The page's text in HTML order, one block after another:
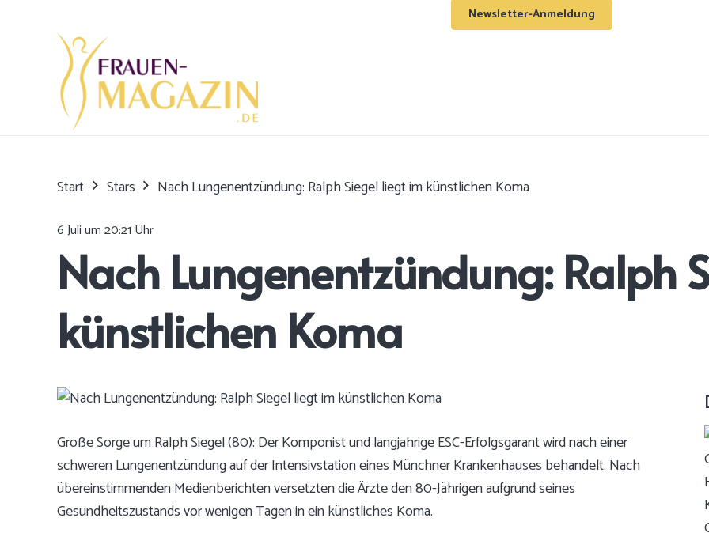
Newsletter-Anmeldung
Start Stars Nach Lungenentzündung: Ralph Siegel liegt im künstlichen Koma
6 Juli um 20:21 Uhr
Nach Lungenentzündung: Ralph
künstlichen Koma
Große Sorge um Ralph Siegel (80): Der Komponist und langjährige ESC-Erfolgsgarant wird nach einer
schweren Lungenentzündung auf der Intensivstation eines Münchner Krankenhauses behandelt. Nach
übereinstimmenden Medienberichten versetzten die Ärzte den 80-Jährigen aufgrund seines
Gesundheitszustands vor wenigen Tagen in ein künstliches Koma.